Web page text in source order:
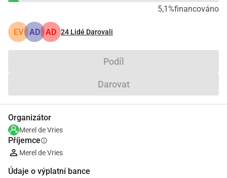
5,1%financováno
EV AD AD 24 Lidé Darovali
Podíl
Darovat
Organizátor
Merel de Vries
Příjemceinfo
Merel de Vries
Údaje o výplatní bance